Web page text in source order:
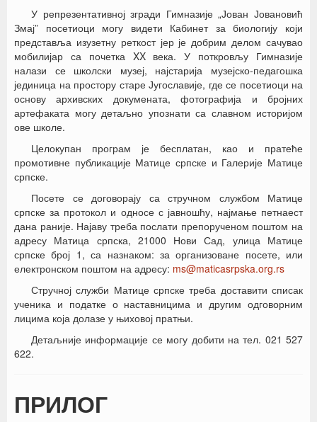
У репрезентативној згради Гимназије „Јован Јовановић
Змај” посетиоци могу видети Кабинет за биологију који
представља изузетну реткост јер је добрим делом сачувао
мобилијар са почетка XX века. У поткровљу Гимназије
налази се школски музеј, најстарија музејско-педагошка
јединица на простору старе Југославије, где се посетиоци на
основу архивских докумената, фотографија и бројних
артефаката могу детаљно упознати са славном историјом
ове школе.
Целокупан програм је бесплатан, као и пратеће
промотивне публикације Матице српске и Галерије Матице
српске.
Посете се договорају са стручном службом Матице
српске за протокол и односе с јавношћу, најмање петнаест
дана раније. Најаву треба послати препорученом поштом на
адресу Матица српска, 21000 Нови Сад, улица Матице
српске број 1, са назнаком: за организоване посете, или
електронском поштом на адресу: ms@maticasrpska.org.rs
Стручној служби Матице српске треба доставити списак
ученика и податке о наставницима и другим одговорним
лицима која долазе у њиховој пратњи.
Детаљније информације се могу добити на тел. 021 527
622.
ПРИЛОГ